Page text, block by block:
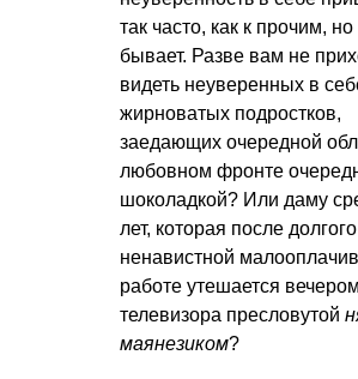
так часто, как к прочим, но
бывает. Разве вам не
видеть неуверенных в
жирноватых подростков,
заедающих очередной
любовном фронте
шоколадкой? Или даму
лет, которая после
ненавистной
работе утешается
телевизора пресловутой
маянезиком?